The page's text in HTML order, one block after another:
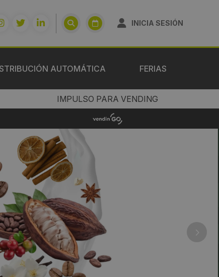
INICIA SESIÓN
AUTOMÁTICA FERIAS
IMPULSO PARA VENDING